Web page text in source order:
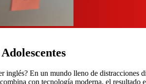
inglés? En un mundo lleno de
con tecnología moderna, el resultado